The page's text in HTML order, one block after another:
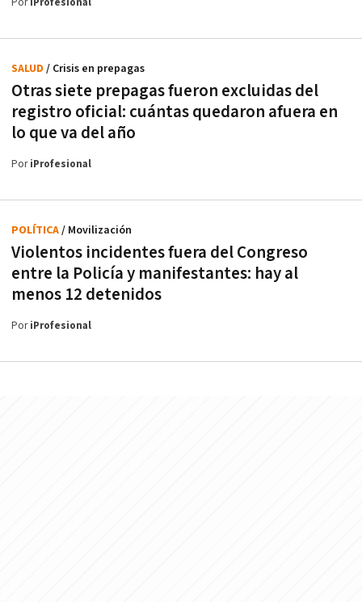
PoriProfesional
Otras siete prepagas fueron excluidas del
registro oficial: cuántas quedaron afuera en
lo que va del año
SALUD / Crisis en prepagas
PoriProfesional
Violentos incidentes fuera del Congreso
entre la Policía y manifestantes: hay al
menos 12 detenidos
POLÍTICA/ Movilización
PoriProfesional